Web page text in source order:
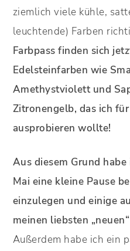
ziemlich viele kühle,
leuchtende) Farben
Farbpass finden sich
Edelsteinfarben wie
Amethystviolett und
Zitronengelb, das ich
ausprobieren wollte!
Aus diesem Grund
Mai eine kleine Pause
einzulegen und einige
meinen liebsten
Außerdem habe ich ein